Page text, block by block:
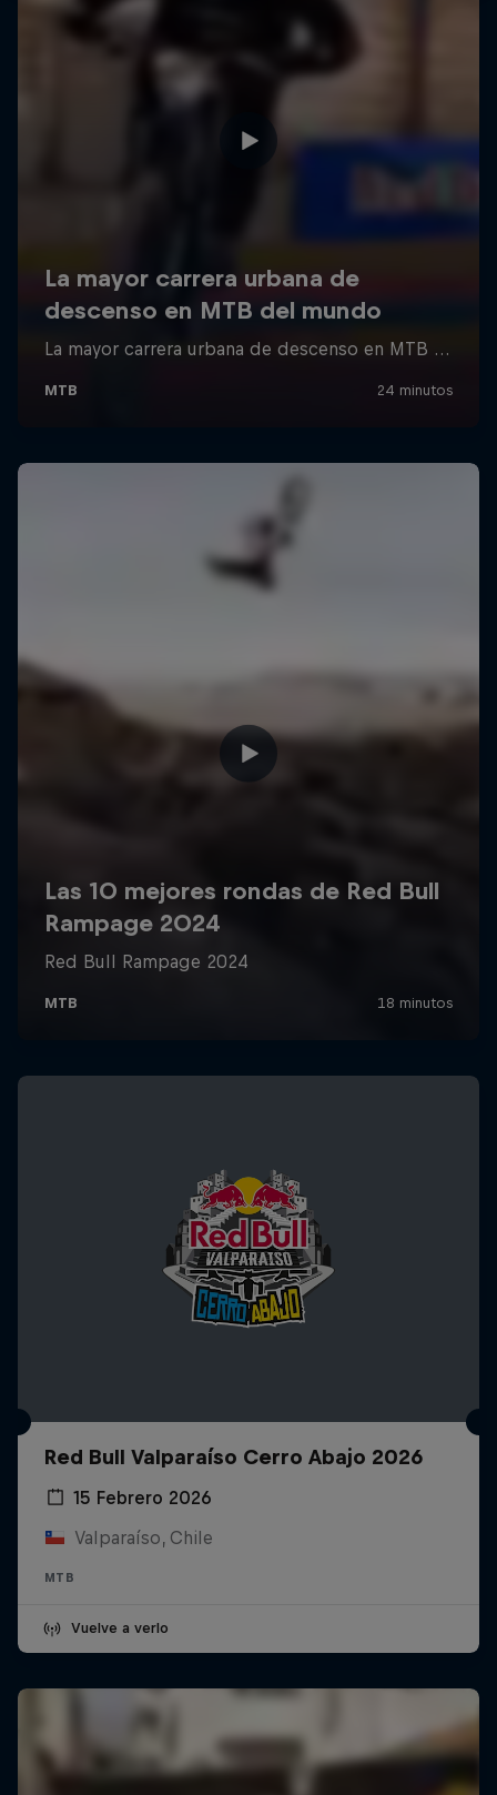
Red Bull Valparaíso Cerro Abajo 2026
15 Febrero 2026
Valparaíso, Chile
MTB
Vuelve a verlo